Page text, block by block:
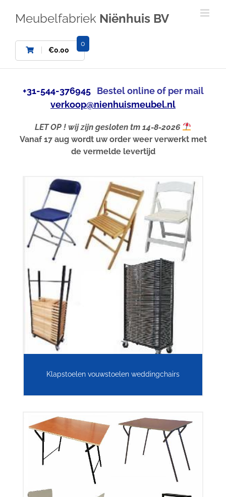
Meubelfabriek Niënhuis BV
€0.00
0
+31-544-376945Bestel online of per mail
verkoop@nienhuismeubel.nl
LET OP ! wij zijn gesloten tm 14-8-2026
Vanaf 17 aug wordt uw order weer verwerkt met
de vermelde levertijd
Klapstoelen vouwstoelen weddingchairs